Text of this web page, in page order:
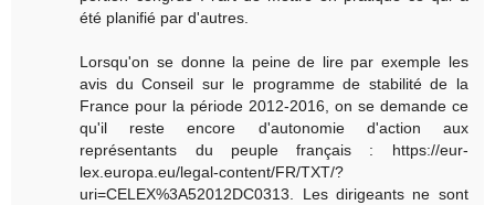
été planifié par d'autres.
Lorsqu'on se donne la peine de lire par exemple les
avis du Conseil sur le programme de stabilité de la
France pour la période 2012-2016, on se demande ce
qu'il reste encore d'autonomie d'action aux
représentants du peuple français : https://eur-
lex.europa.eu/legal-content/FR/TXT/?
uri=CELEX%3A52012DC0313. Les dirigeants ne sont